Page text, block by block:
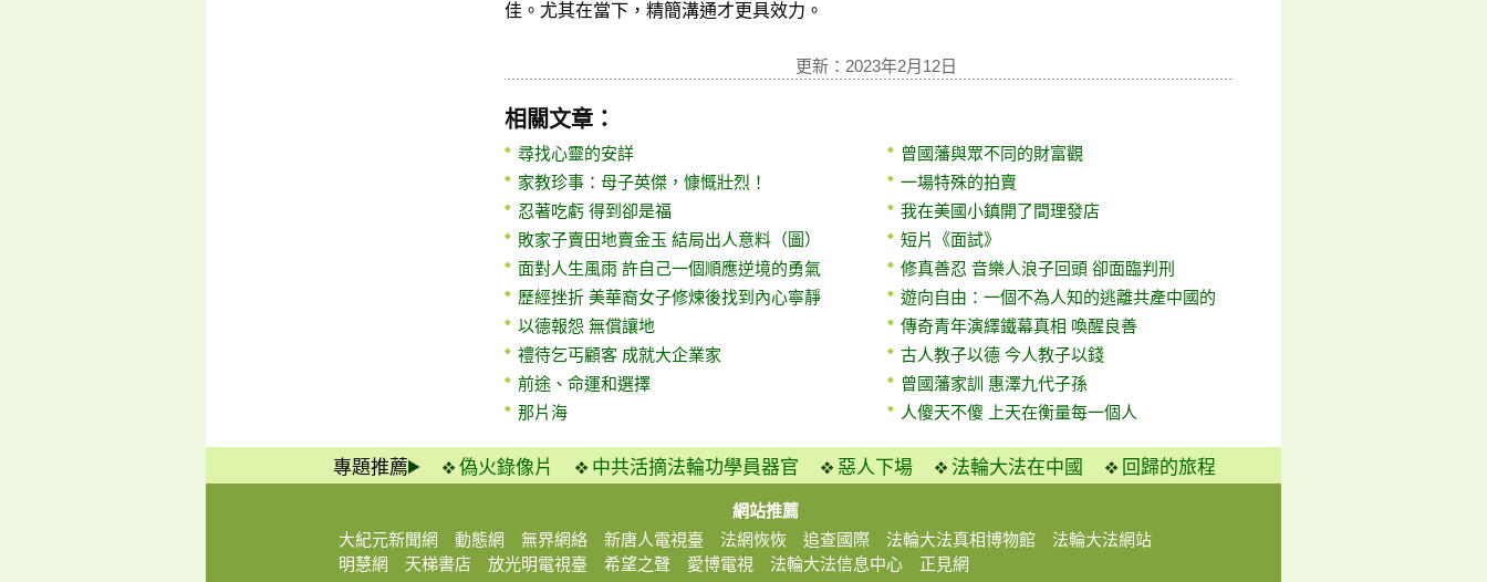
佳。尤其在當下，精簡溝通才更具效力。
更新：2023年2月12日
相關文章：
尋找心靈的安詳
家教珍事：母子英傑，慷慨壯烈！
忍著吃虧 得到卻是福
敗家子賣田地賣金玉 結局出人意料（圖）
面對人生風雨 許自己一個順應逆境的勇氣
歷經挫折 美華裔女子修煉後找到內心寧靜
以德報怨 無償讓地
禮待乞丐顧客 成就大企業家
前途、命運和選擇
那片海
曾國藩與眾不同的財富觀
一場特殊的拍賣
我在美國小鎮開了間理發店
短片《面試》
修真善忍 音樂人浪子回頭 卻面臨判刑
遊向自由：一個不為人知的逃離共產中國的
傳奇青年演繹鐵幕真相 喚醒良善
古人教子以德 今人教子以錢
曾國藩家訓 惠澤九代子孫
人傻天不傻 上天在衡量每一個人
專題推薦 偽火錄像片 中共活摘法輪功學員器官 惡人下場 法輪大法在中國 回歸的旅程
網站推薦
大紀元新聞網
動態網 無界網絡 新唐人電視臺 法網恢恢 追查國際 法輪大法真相博物館
法輪大法網站
明慧網
天梯書店 放光明電視臺 希望之聲 愛博電視 法輪大法信息中心 正見網